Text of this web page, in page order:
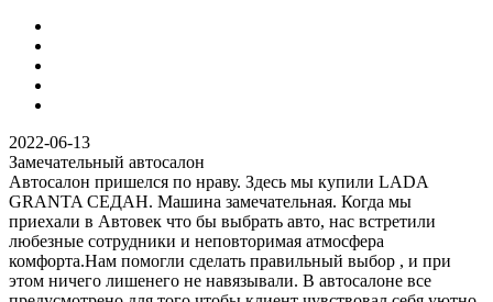
2022-06-13
Замечательный автосалон
Автосалон пришелся по нраву. Здесь мы купили LADA
GRANTA СЕДАН. Машина замечательная. Когда мы
приехали в Автовек что бы выбрать авто, нас встретили
любезные сотрудники и неповторимая атмосфера
комфорта.Нам помогли сделать правильный выбор , и при
этом ничего лишенего не навязывали. В автосалоне все